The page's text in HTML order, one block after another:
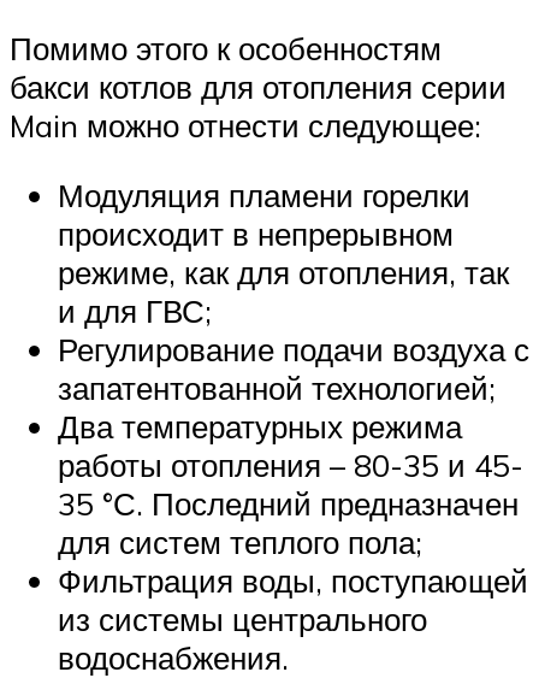
Помимо этого к особенностям
бакси котлов для отопления серии
Main можно отнести следующее:
Модуляция пламени горелки
происходит в непрерывном
режиме, как для отопления, так
и для ГВС;
Регулирование подачи воздуха с
запатентованной технологией;
Два температурных режима
работы отопления – 80-35 и 45-
35 °С. Последний предназначен
для систем теплого пола;
Фильтрация воды, поступающей
из системы центрального
водоснабжения.